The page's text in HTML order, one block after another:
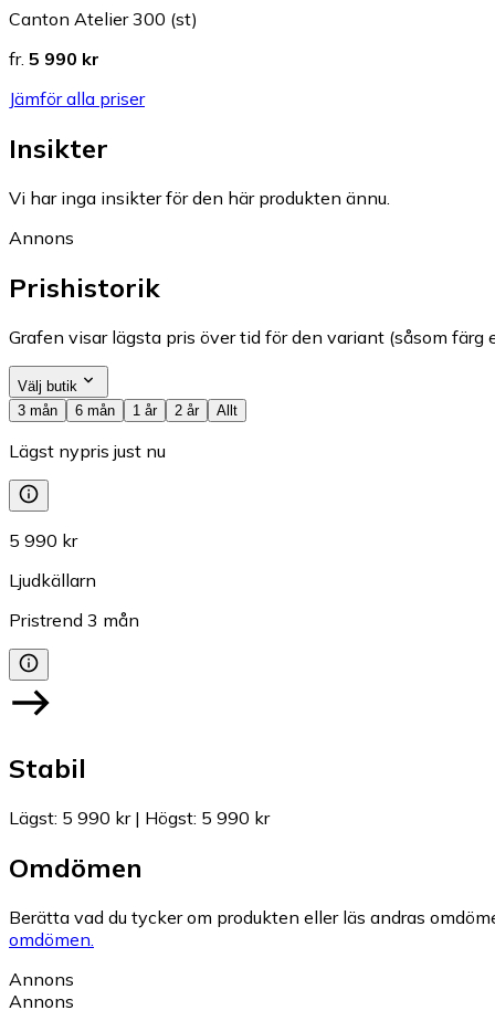
Canton Atelier 300 (st)
fr. 5 990 kr
Jämför alla priser
Insikter
Vi har inga insikter för den här produkten ännu.
Annons
Prishistorik
Grafen visar lägsta pris över tid för den variant (såsom
Välj butik
3 mån
6 mån 1 år 2 år Allt
Lägst nypris just nu
5 990 kr
Ljudkällarn
Pristrend 3 mån
Stabil
Lägst: 5 990 kr| Högst: 5 990 kr
Omdömen
Berätta vad du tycker om produkten eller läs andras
omdömen.
Annons
Annons